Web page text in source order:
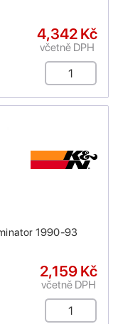
4,342 Kč
včetně DPH
1990-93
2,159 Kč
včetně DPH